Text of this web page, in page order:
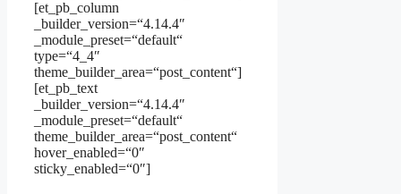
[et_pb_column
_builder_version=“4.14.4″
_module_preset=“default“
type=“4_4″
theme_builder_area=“post_content“]
[et_pb_text
_builder_version=“4.14.4″
_module_preset=“default“
theme_builder_area=“post_content“
hover_enabled=“0″
sticky_enabled=“0″]